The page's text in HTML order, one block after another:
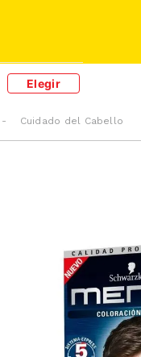
Elegir
Cuidado del Cabello